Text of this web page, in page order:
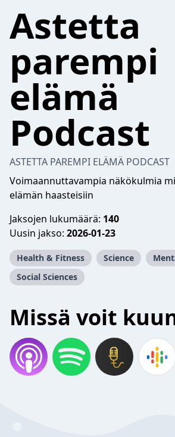
Astetta
parempi
elämä
Podcast
ASTETTA PAREMPI ELÄMÄ PODCAST
Voimaannuttavampia näkökulmia
elämän haasteisiin
Jaksojen lukumäärä: 140
Uusin jakso: 2026-01-23
Health & Fitness Science
Social Sciences
Missä voit